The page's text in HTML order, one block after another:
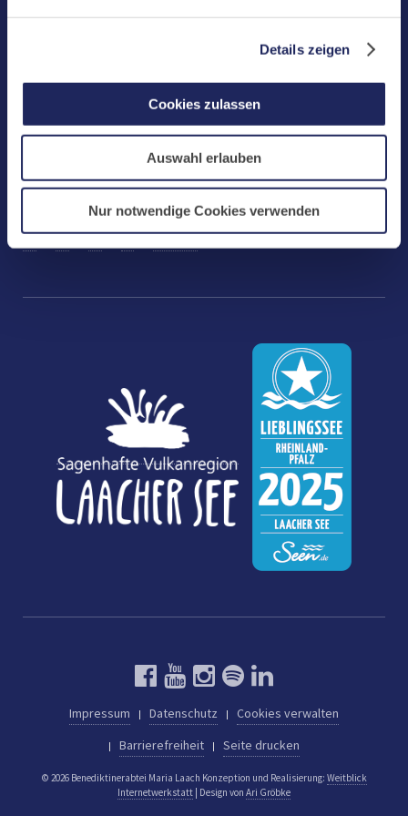
Details zeigen
Cookies zulassen
Auswahl erlauben
Nur notwendige Cookies verwenden
Tel.: +49 (0) 2652 59-0
www.maria-laach.de
Gastflügel St. Gilbert
Tel: +49 (0) 2652 59-313
Fax: +49 (0) 2652 59-282
gastfluegel@maria-laach.de
Andere Sprachen
DE FR EN NL CN/中文
Impressum Datenschutz
Cookies verwalten
Barrierefreiheit
Seite drucken
© 2026 Benediktinerabtei Maria Laach Konzeption und Realisierung: Weitblick
Internetwerkstatt | Design von Ari Gröbke